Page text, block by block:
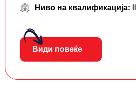
Ниво на квалификација:
Види повеќе